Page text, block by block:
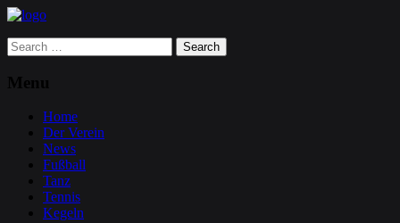
Search
for:
Menu
Home
Der Verein
News
Fußball
Tanz
Tennis
Kegeln